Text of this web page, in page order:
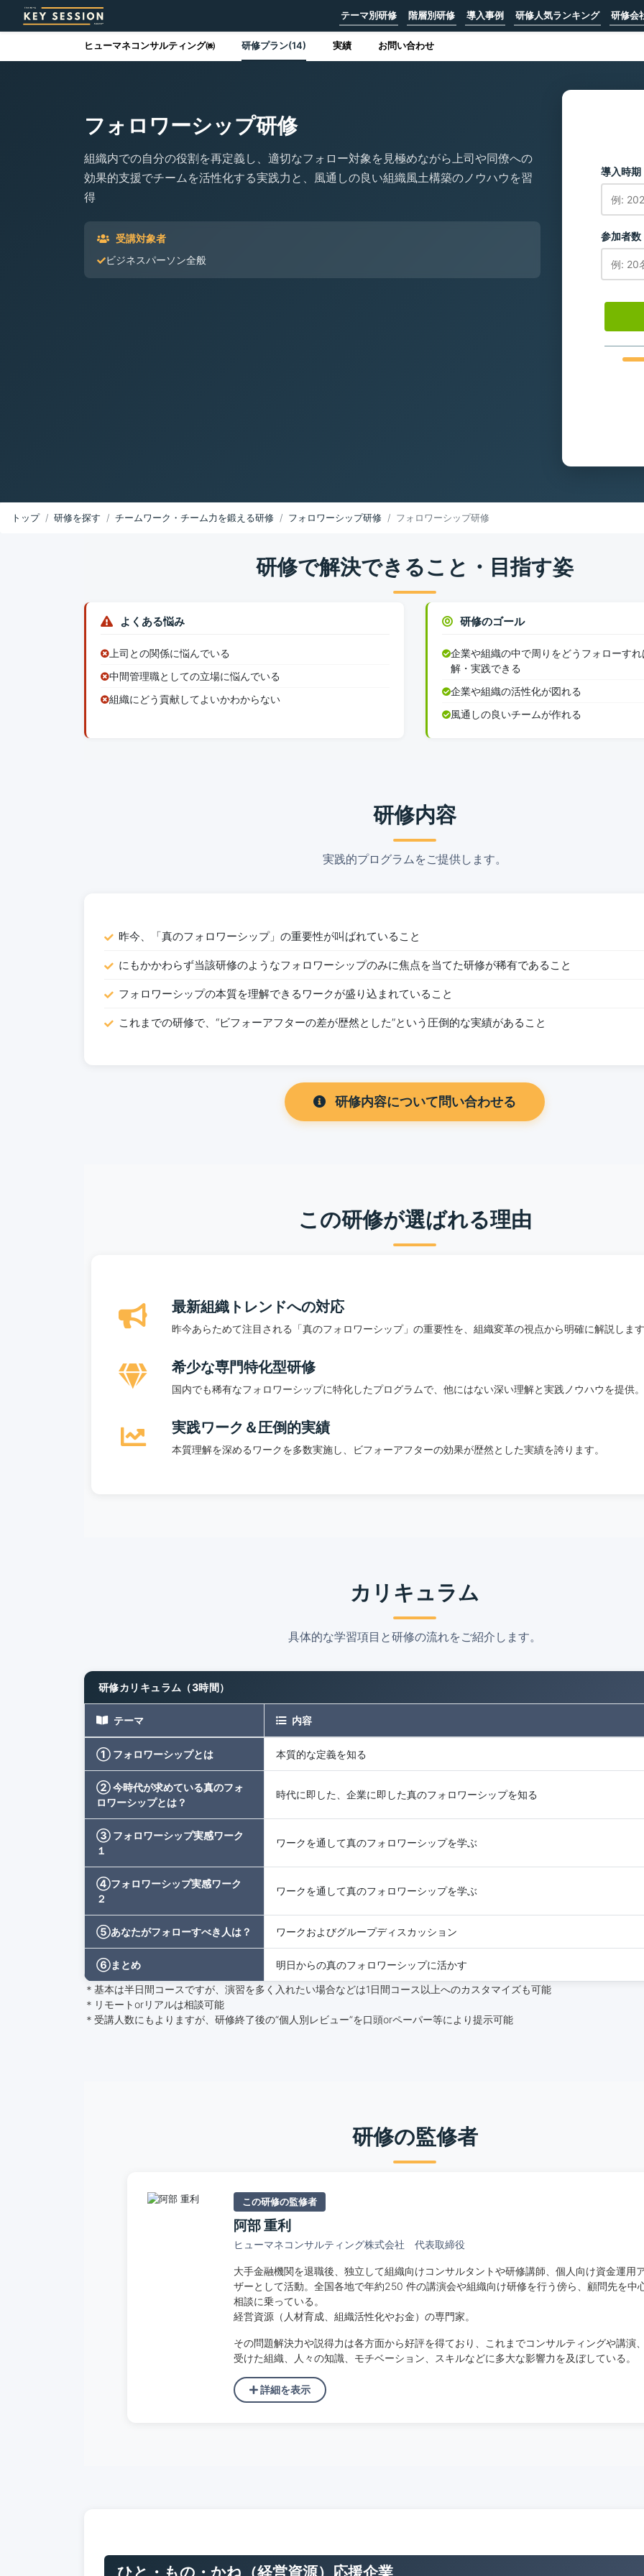
テーマ別研修 階層別研修 導入事例 研修人気ランキング 研修会
ヒューマネコンサルティング㈱ 研修プラン(14) 実績 お問い合わせ
フォロワーシップ研修
組織内での自分の役割を再定義し、適切なフォロー対象を見極めながら上司や同僚への
効果的支援でチームを活性化する実践力と、風通しの良い組織風土構築のノウハウを習
得
受講対象者
ビジネスパーソン全般
導入時期
参加者数
トップ 研修を探す チームワーク・チーム力を鍛える研修 フォロワーシップ研修 フォロワーシップ研修
研修で解決できること・目指す姿
よくある悩み
上司との関係に悩んでいる
中間管理職としての立場に悩んでいる
組織にどう貢献してよいかわからない
研修のゴール
企業や組織の中で周りをどうフォローす
解・実践できる
企業や組織の活性化が図れる
風通しの良いチームが作れる
研修内容
実践的プログラムをご提供します。
昨今、「真のフォロワーシップ」の重要性が叫ばれていること
にもかかわらず当該研修のようなフォロワーシップのみに焦点を当てた研修が稀有であること
フォロワーシップの本質を理解できるワークが盛り込まれていること
これまでの研修で、“ビフォーアフターの差が歴然とした”という圧倒的な実績があること
研修内容について問い合わせる
この研修が選ばれる理由
最新組織トレンドへの対応
昨今あらためて注目される「真のフォロワーシップ」の重要性を、組織変革の視点から明確に解説しま
希少な専門特化型研修
国内でも稀有なフォロワーシップに特化したプログラムで、他にはない深い理解と実践ノウハウを提供。
実践ワーク＆圧倒的実績
本質理解を深めるワークを多数実施し、ビフォーアフターの効果が歴然とした実績を誇ります。
カリキュラム
具体的な学習項目と研修の流れをご紹介します。
研修カリキュラム（3時間）
テーマ 内容
① フォロワーシップとは 本質的な定義を知る
② 今時代が求めている真のフォ
ロワーシップとは？
時代に即した、企業に即した真のフォロワーシップを知る
③ フォロワーシップ実感ワーク
１
ワークを通して真のフォロワーシップを学ぶ
④フォロワーシップ実感ワーク
２
ワークを通して真のフォロワーシップを学ぶ
⑤あなたがフォローすべき人は？ ワークおよびグループディスカッション
⑥まとめ
明日からの真のフォロワーシップに活かす
＊基本は半日間コースですが、演習を多く入れたい場合などは1日間コース以上へのカスタマイズも可能
＊リモートorリアルは相談可能
＊受講人数にもよりますが、研修終了後の“個人別レビュー”を口頭orペーパー等により提示可能
研修の監修者
この研修の監修者
阿部 重利
ヒューマネコンサルティング株式会社 代表取締役
大手金融機関を退職後、独立して組織向けコンサルタントや研修講師、個人向け資金運用
ザーとして活動。全国各地で年約250 件の講演会や組織向け研修を行う傍ら、顧問先を中
相談に乗っている。
経営資源（人材育成、組織活性化やお金）の専門家。
その問題解決力や説得力は各方面から好評を得ており、これまでコンサルティングや講演
受けた組織、人々の知識、モチベーション、スキルなどに多大な影響力を及ぼしている。
詳細を表示
ひと・もの・かね（経営資源）応援企業